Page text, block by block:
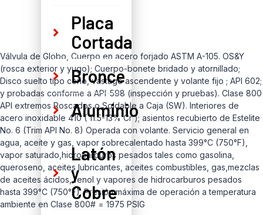
Placa
Cortada
Bronce
Aluminio
Latón
y
Cobre
Válvula de Globo, Cuerpo en acero forjado ASTM A-105. OS&Y
(rosca exterior y yugo); Cuerpo-bonete bridado y atornillado;
Disco suelto tipo cono, vástago ascendente y volante fijo ; API 602;
y probadas conforme a API-598 (inspección y pruebas). Clase 800
API extremos Roscados o Soldable a Caja (SW). Interiores de
acero inoxidable 410 ( 11.5-13% Cr ); asientos recubierto de Estelite
No. 6 (Trim API No. 8) Operada con volante. Servicio general en
agua, aceite y gas, vapor sobrecalentado hasta 399°C (750°F),
vapor saturado,hidrocarburos pesados tales como gasolina,
queroseno, aceites lubricantes, aceites combustibles, gas,mezclas
de aceites ácidos, fenol y vapores de hidrocarburos pesados
hasta 399°C (750°F). Presión máxima de operación a temperatura
ambiente en Clase 800# = 1975 PSIG